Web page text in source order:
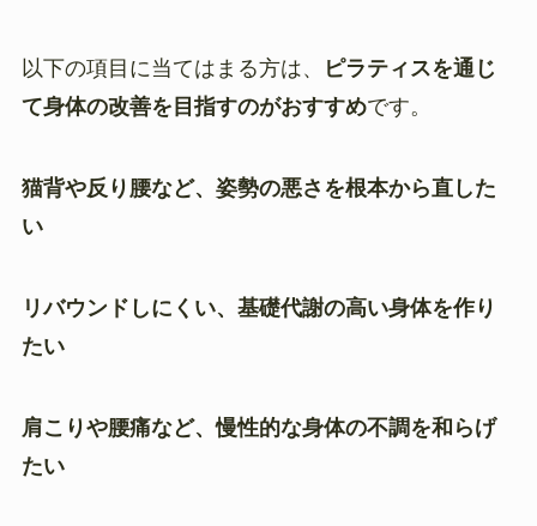
以下の項目に当てはまる方は、
ピラティスを通じ
て身体の改善を目指すのがおすすめです。
猫背や反り腰など、姿勢の悪さを根本から直した
い
リバウンドしにくい、基礎代謝の高い身体を作り
たい
肩こりや腰痛など、慢性的な身体の不調を和らげ
たい